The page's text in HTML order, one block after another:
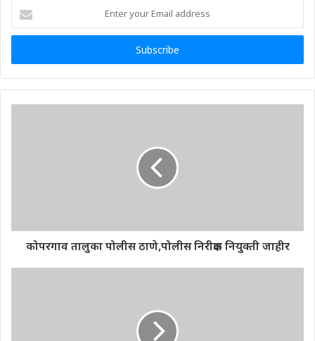
your
Email
कोपरगाव तालुका पोलीस ठाणे,पोलीस निरीक्षक नियुक्ती जाहीर